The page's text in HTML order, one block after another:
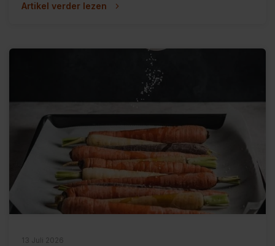
Artikel verder lezen
13 Juli 2026